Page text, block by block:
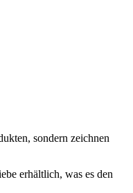
sondern zeichnen
erhältlich, was es den